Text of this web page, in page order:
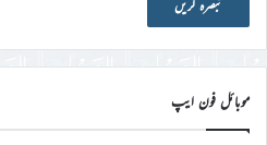
موبائل فون ایپ